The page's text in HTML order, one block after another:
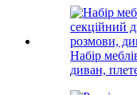
Набір
диван,